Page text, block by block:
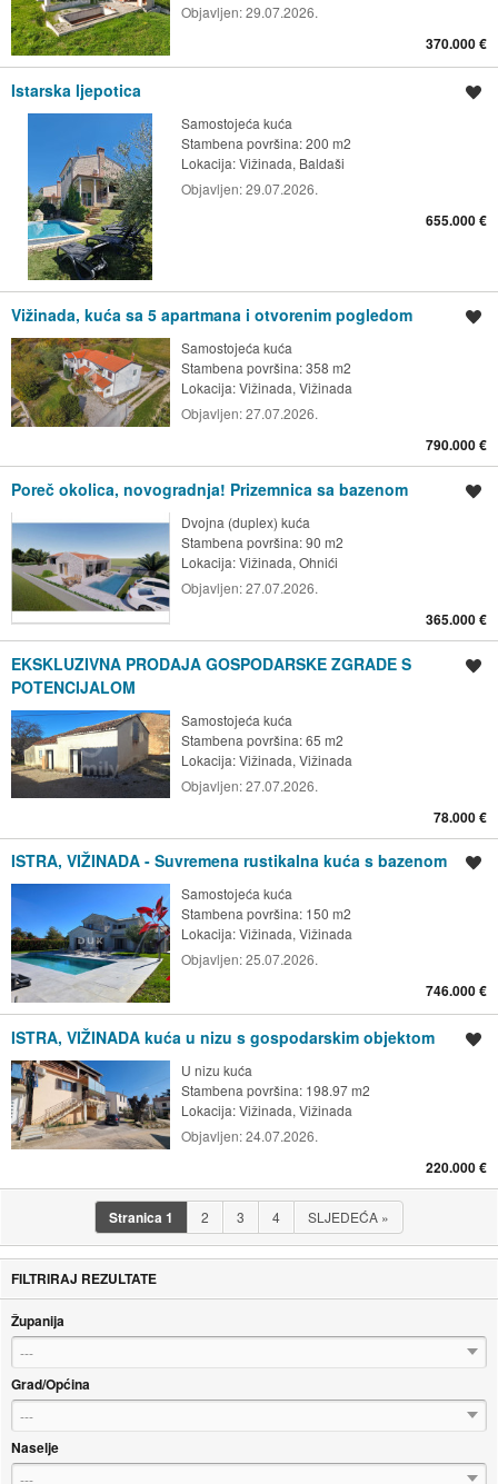
Objavljen:29.07.2026.
370.000 €
Istarska ljepotica
Samostojeća kuća
Stambena površina: 200 m2
Lokacija:Vižinada, Baldaši
Objavljen:29.07.2026.
655.000 €
Vižinada, kuća sa 5 apartmana i otvorenim pogledom
Samostojeća kuća
Stambena površina: 358 m2
Lokacija:Vižinada, Vižinada
Objavljen:27.07.2026.
790.000 €
Poreč okolica, novogradnja! Prizemnica sa bazenom
Dvojna (duplex) kuća
Stambena površina: 90 m2
Lokacija:Vižinada, Ohnići
Objavljen:27.07.2026.
365.000 €
EKSKLUZIVNA PRODAJA GOSPODARSKE ZGRADE S
POTENCIJALOM
Samostojeća kuća
Stambena površina: 65 m2
Lokacija:Vižinada, Vižinada
Objavljen:27.07.2026.
78.000 €
ISTRA, VIŽINADA - Suvremena rustikalna kuća s bazenom
Samostojeća kuća
Stambena površina: 150 m2
Lokacija:Vižinada, Vižinada
Objavljen:25.07.2026.
746.000 €
ISTRA, VIŽINADA kuća u nizu s gospodarskim objektom
U nizu kuća
Stambena površina: 198.97 m2
Lokacija:Vižinada, Vižinada
Objavljen:24.07.2026.
220.000 €
Stranica1 2 3 4 SLJEDEĆA »
FILTRIRAJ REZULTATE
Županija
---
Grad/Općina
---
Naselje
---